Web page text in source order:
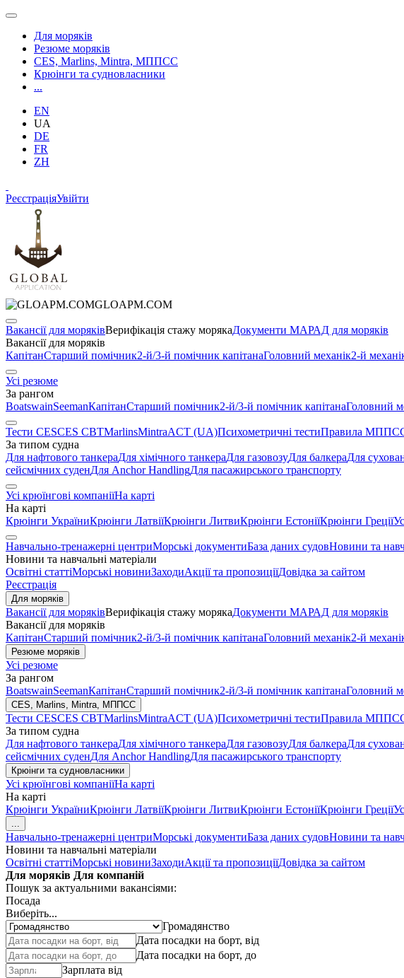
Для моряків
Резюме моряків
CES, Marlins, Mintra, МППСС
Крюінги та судновласники
...
EN
UA
DE
FR
ZH
РеєстраціяУвійти
GLOAPM.COM
Вакансії для моряківВерифікація стажу морякаДокументи МАРАД для моряків
Вакансії для моряків
КапітанСтарший помічник2-й/3-й помічник капітанаГоловний механік2-й
Усі резюме
За рангом
BoatswainSeemanКапітанСтарший помічник2-й/3-й помічник капітанаГоловний
Тести CESCES CBTMarlinsMintraACT (UA)Психометричні тестиПравила МППСС,
За типом судна
Для нафтового танкераДля хімічного танкераДля газовозуДля балкераДля
сейсмічних суденДля Anchor HandlingДля пасажирського транспорту
Усі крюїнгові компаніїНа карті
На карті
Крюінги УкраїниКрюінги ЛатвіїКрюінги ЛитвиКрюінги ЕстоніїКрюінги Греції
Навчально-тренажерні центриМорські документиБаза даних судовНовини та
Новини та навчальні матеріали
Освітні статтіМорські новиниЗаходиАкції та пропозиціїДовідка за сайтом
Реєстрація
Для моряків
Вакансії для моряківВерифікація стажу морякаДокументи МАРАД для моряків
Вакансії для моряків
КапітанСтарший помічник2-й/3-й помічник капітанаГоловний механік2-й
Резюме моряків
Усі резюме
За рангом
BoatswainSeemanКапітанСтарший помічник2-й/3-й помічник капітанаГоловний
CES, Marlins, Mintra, МППСС
Тести CESCES CBTMarlinsMintraACT (UA)Психометричні тестиПравила МППСС,
За типом судна
Для нафтового танкераДля хімічного танкераДля газовозуДля балкераДля
сейсмічних суденДля Anchor HandlingДля пасажирського транспорту
Крюінги та судновласники
Усі крюїнгові компаніїНа карті
На карті
Крюінги УкраїниКрюінги ЛатвіїКрюінги ЛитвиКрюінги ЕстоніїКрюінги Греції
...
Навчально-тренажерні центриМорські документиБаза даних судовНовини та
Новини та навчальні матеріали
Освітні статтіМорські новиниЗаходиАкції та пропозиціїДовідка за сайтом
Для моряків Для компаній
Пошук за актуальними вакансіями:
Посада
Виберіть...
Громадянство
Дата посадки на борт, від
Дата посадки на борт, до
Зарплата від